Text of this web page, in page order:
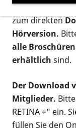
postalischen
zum direkten
Hörversion.
alle
erhältlich sind.
Der Download
Mitglieder.
RETINA +" ein.
füllen Sie den